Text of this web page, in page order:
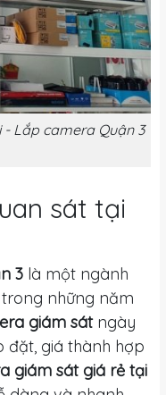
- Lắp camera Quận 3
sát tại
3 là một ngành
những năm
giám sátngày
đặt, giá thành hợp
giám sát giá rẻ tại